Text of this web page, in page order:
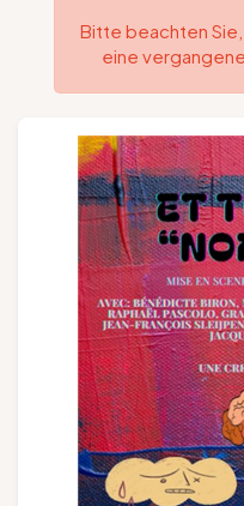
Agenda
Presse
Gruppen und
EN NL DE
Bitte beachten
eine